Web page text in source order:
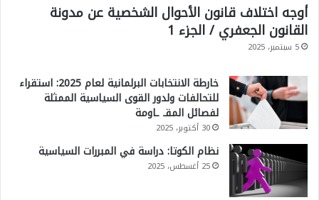
ص
ا
ي
أ
أوجه اختلاف قانون الأحوال الشخصية عن مدونة
القانون الجعفري / الجزء 1
5 سبتمبر، 2025
خارطة الانتخابات البرلمانية لعام 2025: استقراء
للتحالفات ولدور القوى السياسية الممثلة
لفصائل المقـ ـاومة
30 أكتوبر، 2025
نظام الكوتا: دراسة في المبررات السياسية
25 أغسطس، 2025